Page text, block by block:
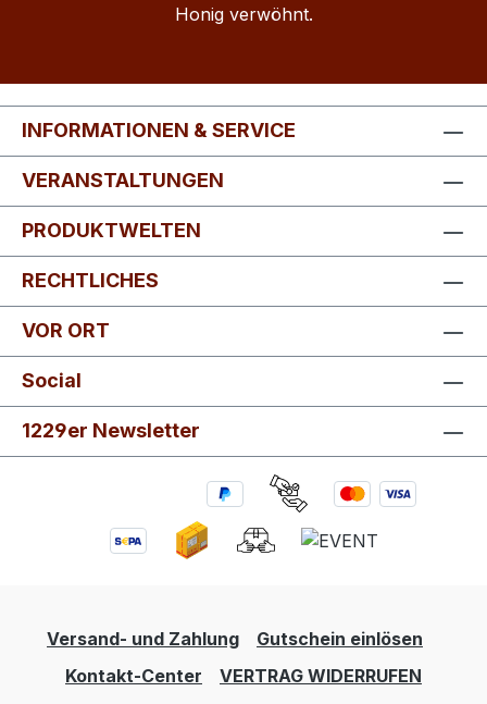
Honig verwöhnt.
INFORMATIONEN & SERVICE
VERANSTALTUNGEN
PRODUKTWELTEN
RECHTLICHES
VOR ORT
Social
1229er Newsletter
Versand- und Zahlung
Gutschein einlösen
Kontakt-Center
VERTRAG WIDERRUFEN